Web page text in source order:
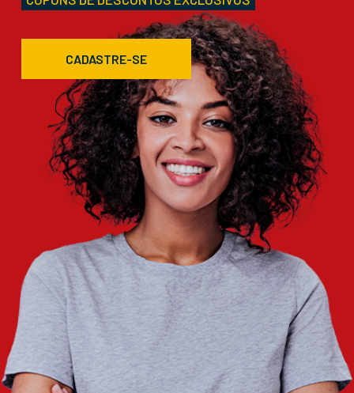
CADASTRE-SE